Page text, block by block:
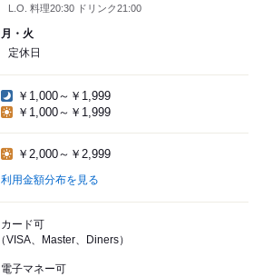
L.O. 料理20:30 ドリンク21:00
月・火
定休日
￥1,000～￥1,999
￥1,000～￥1,999
￥2,000～￥2,999
利用金額分布を見る
カード可
（VISA、Master、Diners）
電子マネー可